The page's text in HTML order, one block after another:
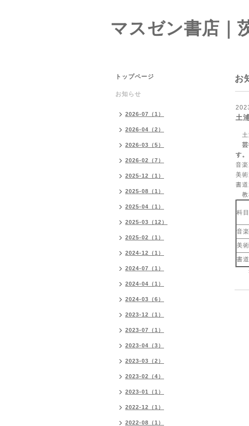
マスゼン書店｜
お
土
土
芸
す。
音
美
書
教
科目
音楽
美術
書道
書
トップページ
お知らせ
2026-07（1）
2026-04（2）
2026-03（5）
2026-02（7）
2025-12（1）
2025-08（1）
2025-04（1）
2025-03（12）
2025-02（1）
2024-12（1）
2024-07（1）
2024-04（1）
2024-03（6）
2023-12（1）
2023-07（1）
2023-04（3）
2023-03（2）
2023-02（4）
2023-01（1）
2022-12（1）
2022-08（1）